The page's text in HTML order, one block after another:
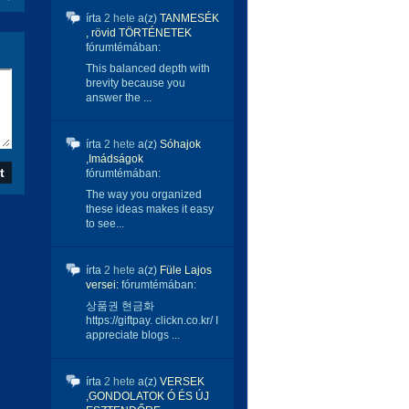
írta 2 hete a(z) TANMESÉK
, rövid TÖRTÉNETEK
fórumtémában:
This balanced depth with
brevity because you
answer the ...
írta 2 hete a(z) Sóhajok
,Imádságok
fórumtémában:
The way you organized
these ideas makes it easy
to see...
írta 2 hete a(z) Füle Lajos
versei: fórumtémában:
상품권 현금화
https://giftpay. clickn.co.kr/ I
appreciate blogs ...
írta 2 hete a(z) VERSEK
,GONDOLATOK Ó ÉS ÚJ